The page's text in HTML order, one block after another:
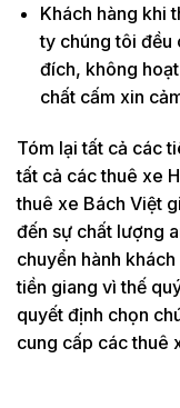
Khách hàng khi
ty chúng tôi đều
đích, không
chất cấm xin
Tóm lại tất cả các
tất cả các thuê xe
thuê xe Bách Việt
đến sự chất lượng
chuyển hành
tiền giang vì thế
quyết định chọn
cung cấp các thuê